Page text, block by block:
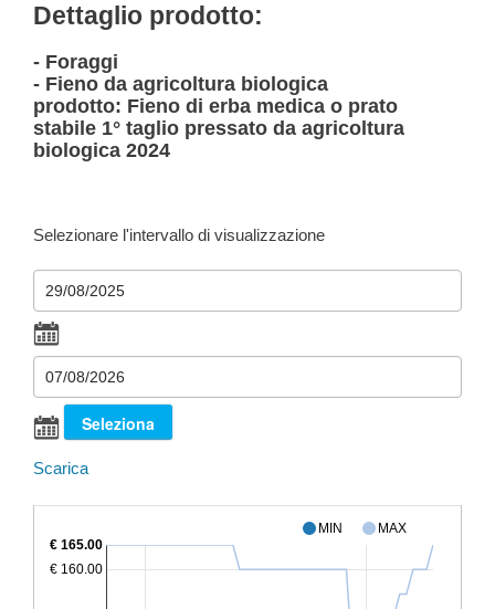
Dettaglio prodotto:
- Foraggi
- Fieno da agricoltura biologica
prodotto: Fieno di erba medica o prato
stabile 1° taglio pressato da agricoltura
biologica 2024
Selezionare l'intervallo di visualizzazione
Scarica
MIN MAX
€ 160.00
€ 165.00